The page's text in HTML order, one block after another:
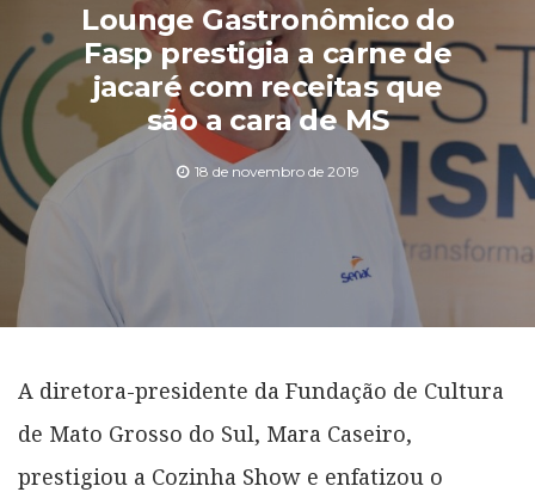
Lounge Gastronômico do
Fasp prestigia a carne de
jacaré com receitas que
são a cara de MS
18 de novembro de 2019
A diretora-presidente da Fundação de Cultura
de Mato Grosso do Sul, Mara Caseiro,
prestigiou a Cozinha Show e enfatizou o